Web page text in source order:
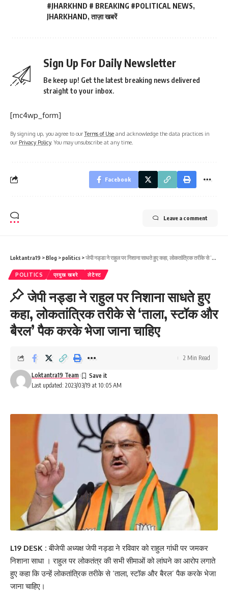
#JHARKHND # BREAKING #POLITICAL NEWS,
JHARKHAND,ताज़ा खबरें
Sign Up For Daily Newsletter
Be keep up! Get the latest breaking news delivered
straight to your inbox.
[mc4wp_form]
By signing up, you agree to ourTerms of Use and acknowledge the data practices in
our Privacy Policy. You may unsubscribe at any time.
Facebook
Leave a comment
Loktantra19 >Blog >politics >जेपी नड्डा ने राहुल पर निशाना साधते हुए कहा, लोकतांत्रिक तरीके से ‘ताला, स्टॉक और बैरल’ पैक करके भेजा जाना चाहिए
POLITICS प्रमुख खबरे लेटेस्ट
जेपी नड्डा ने राहुल पर निशाना साधते हुए
कहा, लोकतांत्रिक तरीके से ‘ताला, स्टॉक और
बैरल’ पैक करके भेजा जाना चाहिए
Last updated: 2023/03/19 at 10:05 AM
Loktantra19 Team
2 Min Read
L19 DESK :बीजेपी अध्यक्ष जेपी नड्डा ने रविवार को राहुल गांधी पर जमकर
निशाना साधा । राहुल पर लोकतंत्र की सभी सीमाओं को लांघने का आरोप लगाते
हुए कहा कि उन्हें लोकतांत्रिक तरीके से ‘ताला, स्टॉक और बैरल’ पैक करके भेजा
जाना चाहिए।